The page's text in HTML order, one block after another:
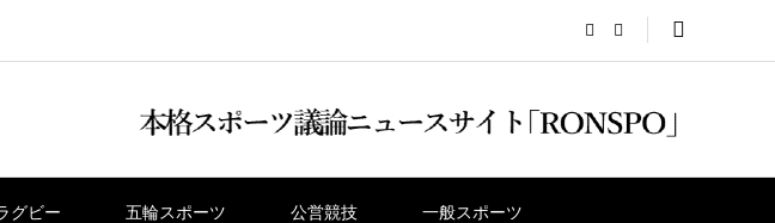
グビー 五輪スポーツ 公営競技 一般スポーツ